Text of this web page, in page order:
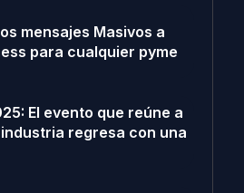
mensajes Masivos a
para cualquier pyme
El evento que reúne a
regresa con una